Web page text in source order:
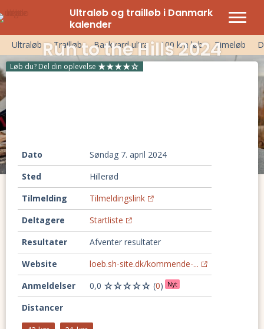
Ultraløb og trailløb i Danmark
kalender
Ultraløb Trailløb Backyard ultra 100 km løb Timeløb
Run to the Hills 2024
Løb du? Del din oplevelse
Dato
søndag 7. april 2024
Sted
Hillerød
Tilmelding
Tilmeldingslink
Deltagere
Startliste
Resultater
Afventer resultater
Website
loeb.sh-site.dk/kommende-...
Anmeldelser
0,0 (0) Nyt
Distancer